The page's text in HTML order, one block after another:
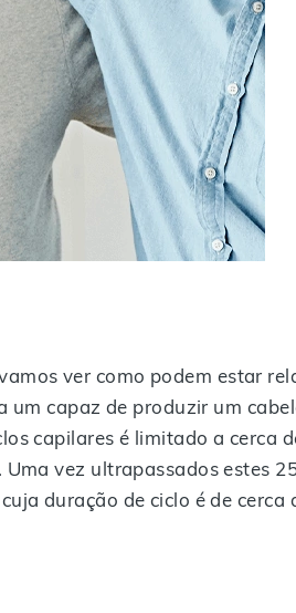
ver como podem estar
capaz de produzir um
capilares é limitado a cerca
vez ultrapassados estes
duração de ciclo é de cerca